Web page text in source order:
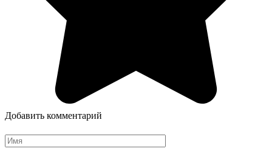
Добавить комментарий
Имя